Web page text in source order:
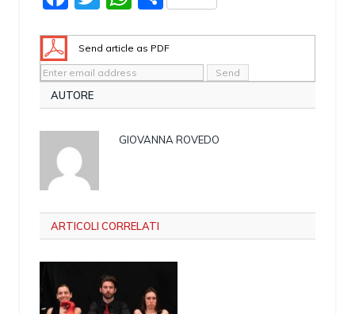
Send article as PDF
AUTORE
GIOVANNA ROVEDO
ARTICOLI CORRELATI